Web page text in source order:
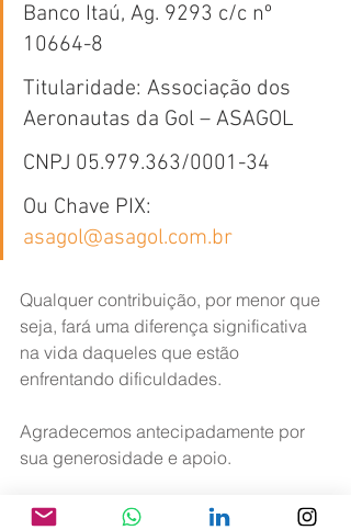
Banco Itaú, Ag. 9293 c/c nº
10664-8
Titularidade: Associação dos
Aeronautas da Gol – ASAGOL
CNPJ 05.979.363/0001-34
Ou Chave PIX:
asagol@asagol.com.br
Qualquer contribuição, por menor que
seja, fará uma diferença significativa
na vida daqueles que estão
enfrentando dificuldades.
Agradecemos antecipadamente por
sua generosidade e apoio.
Diretoria ASAGOL